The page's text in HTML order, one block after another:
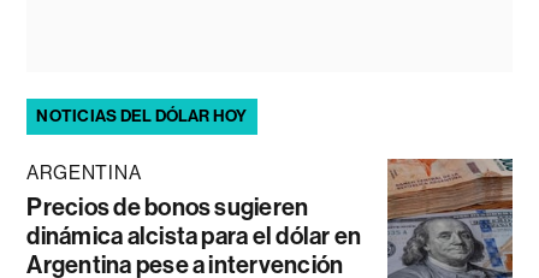
NOTICIAS DEL DÓLAR HOY
ARGENTINA
Precios de bonos sugieren
dinámica alcista para el dólar en
Argentina pese a intervención